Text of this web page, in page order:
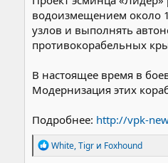
водоизмещением около
узлов и выполнять
противокорабельных
В настоящее время в
Модернизация этих
Подробнее: http://vpk-
Р
е
White,Tigr и Foxhound